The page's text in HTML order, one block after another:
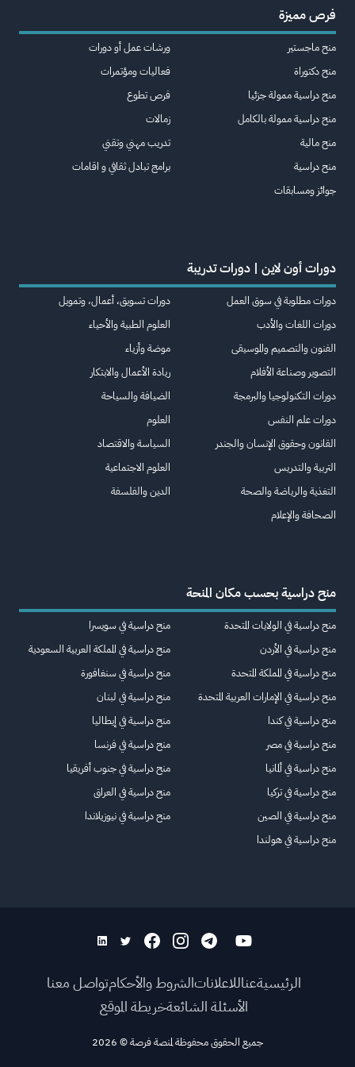
فرص مميزة
منح ماجستير
منح دكتوراة
منح دراسية ممولة جزئيا
منح دراسية ممولة بالكامل
منح مالية
منح دراسية
جوائز ومسابقات
ورشات عمل أو دورات
فعاليات ومؤتمرات
فرص تطوع
زمالات
تدريب مهني وتقني
برامج تبادل ثقافي و اقامات
دورات أون لاين | دورات تدريبة
دورات مطلوبة في سوق العمل
دورات اللغات والأدب
الفنون والتصميم والموسيقى
التصوير وصناعة الأفلام
دورات التكنولوجيا والبرمجة
دورات علم النفس
القانون وحقوق الإنسان والجندر
التربية والتدريس
التغذية والرياضة والصحة
الصحافة والإعلام
دورات تسويق، أعمال، وتمويل
العلوم الطبية والأحياء
موضة وأزياء
ريادة الأعمال والابتكار
الضيافة والسياحة
العلوم
السياسة والاقتصاد
العلوم الاجتماعية
الدين والفلسفة
منح دراسية بحسب مكان المنحة
منح دراسية في الولايات المتحدة
منح دراسية في الأردن
منح دراسية في المملكة المتحدة
منح دراسية في الإمارات العربية المتحدة
منح دراسية في كندا
منح دراسية في مصر
منح دراسية في ألمانيا
منح دراسية في تركيا
منح دراسية في الصين
منح دراسية في هولندا
منح دراسية في سويسرا
منح دراسية في المملكة العربية السعودية
منح دراسية في سنغافورة
منح دراسية في لبنان
منح دراسية في إيطاليا
منح دراسية في فرنسا
منح دراسية في جنوب أفريقيا
منح دراسية في العراق
منح دراسية في نيوزيلاندا
الرئيسيةعناللاعلاناتالشروط والأحكامتواصل معنا
الأسئلة الشائعةخريطة الموقع
جميع الحقوق محفوظة لمنصة فرصة©
2026